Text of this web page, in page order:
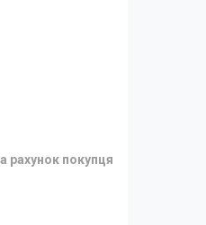
рахунок покупця